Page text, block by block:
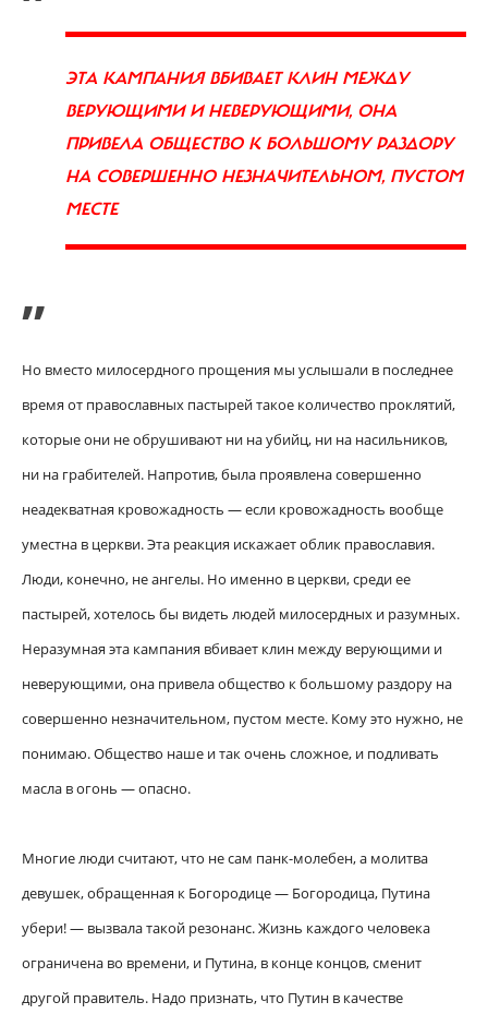
ЭТА КАМПАНИЯ ВБИВАЕТ КЛИН МЕЖДУ
ВЕРУЮЩИМИ И НЕВЕРУЮЩИМИ, ОНА
ПРИВЕЛА ОБЩЕСТВО К БОЛЬШОМУ РАЗДОРУ
НА СОВЕРШЕННО НЕЗНАЧИТЕЛЬНОМ, ПУСТОМ
МЕСТЕ
”
Но вместо милосердного прощения мы услышали в последнее
время от православных пастырей такое количество проклятий,
которые они не обрушивают ни на убийц, ни на насильников,
ни на грабителей. Напротив, была проявлена совершенно
неадекватная кровожадность — если кровожадность вообще
уместна в церкви. Эта реакция искажает облик православия.
Люди, конечно, не ангелы. Но именно в церкви, среди ее
пастырей, хотелось бы видеть людей милосердных и разумных.
Неразумная эта кампания вбивает клин между верующими и
неверующими, она привела общество к большому раздору на
совершенно незначительном, пустом месте. Кому это нужно, не
понимаю. Общество наше и так очень сложное, и подливать
масла в огонь — опасно.
Многие люди считают, что не сам панк-молебен, а молитва
девушек, обращенная к Богородице — Богородица, Путина
убери! — вызвала такой резонанс. Жизнь каждого человека
ограничена во времени, и Путина, в конце концов, сменит
другой правитель. Надо признать, что Путин в качестве